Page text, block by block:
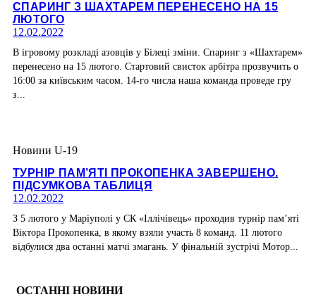
СПАРИНГ З ШАХТАРЕМ ПЕРЕНЕСЕНО НА 15
ЛЮТОГО
12.02.2022
В ігровому розкладі азовців у Білеці зміни. Спаринг з «Шахтарем»
перенесено на 15 лютого. Стартовий свисток арбітра прозвучить о
16:00 за київським часом. 14-го числа наша команда проведе гру
з...
Новини U-19
ТУРНІР ПАМ’ЯТІ ПРОКОПЕНКА ЗАВЕРШЕНО.
ПІДСУМКОВА ТАБЛИЦЯ
12.02.2022
З 5 лютого у Маріуполі у СК «Іллічівець» проходив турнір пам’яті
Віктора Прокопенка, в якому взяли участь 8 команд. 11 лютого
відбулися два останні матчі змагань. У фінальній зустрічі Мотор...
ОСТАННІ НОВИНИ